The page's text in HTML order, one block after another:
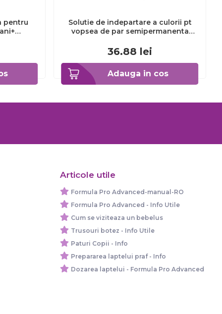
pentru
Adauga in cos
Solutie de indepartare a culorii pt
vopsea de par semipermanenta
ml
36.88 lei
Articole utile
Formula Pro Advanced-manual-RO
Formula Pro Advanced - Info Utile
Cum se viziteaza un bebelus
Trusouri botez - Info Utile
Paturi Copii - Info
Prepararea laptelui praf - Info
Dozarea laptelui - Formula Pro Advanced